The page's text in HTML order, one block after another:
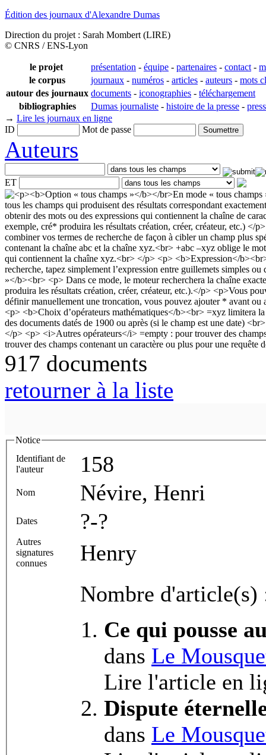
Édition des journaux d'Alexandre Dumas
Direction du projet : Sarah Mombert (LIRE)
© CNRS / ENS-Lyon
le projet présentation - équipe - partenaires - contact -
le corpus
journaux - numéros - articles - auteurs - mots
autour des journaux documents - iconographies - téléchargement
bibliographies
Dumas journaliste - histoire de la presse -
→ Lire les journaux en ligne
ID
Mot de passe
Auteurs
ET
917 documents
retourner à la liste
Notice
Identifiant de
l'auteur
158
Nom Névire, Henri
Dates ?-?
Autres
signatures
connues
Henry
Nombre d'article(s)
Ce qui pousse
dans Le
Lire l'article en
Dispute
dans Le